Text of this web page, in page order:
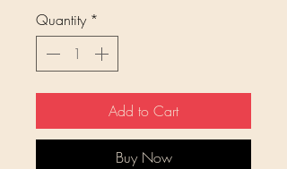
Quantity *
Add to Cart
Buy Now